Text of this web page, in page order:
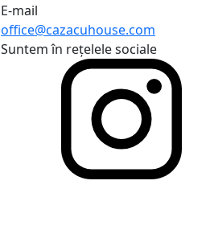
E-mail
office@cazacuhouse.com
Suntem în rețelele sociale